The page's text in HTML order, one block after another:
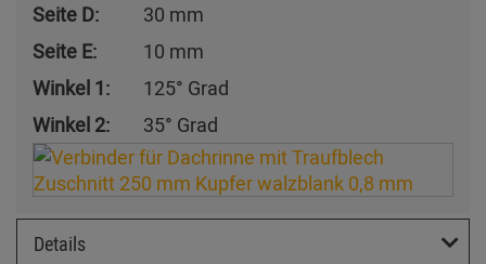
Seite D:
30 mm
Seite E:
10 mm
Winkel 1:
125° Grad
Winkel 2:
35° Grad
Details